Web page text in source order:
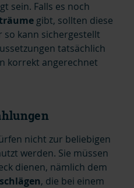
sein. Falls es noch
gibt, sollten diese
kann sichergestellt
tatsächlich
korrekt angerechnet
nicht zur beliebigen
werden. Sie müssen
dienen, nämlich dem
, die bei einem